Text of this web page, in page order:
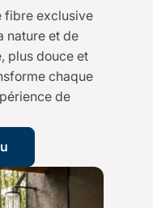
fibre exclusive
nature et de
plus douce et
chaque
de